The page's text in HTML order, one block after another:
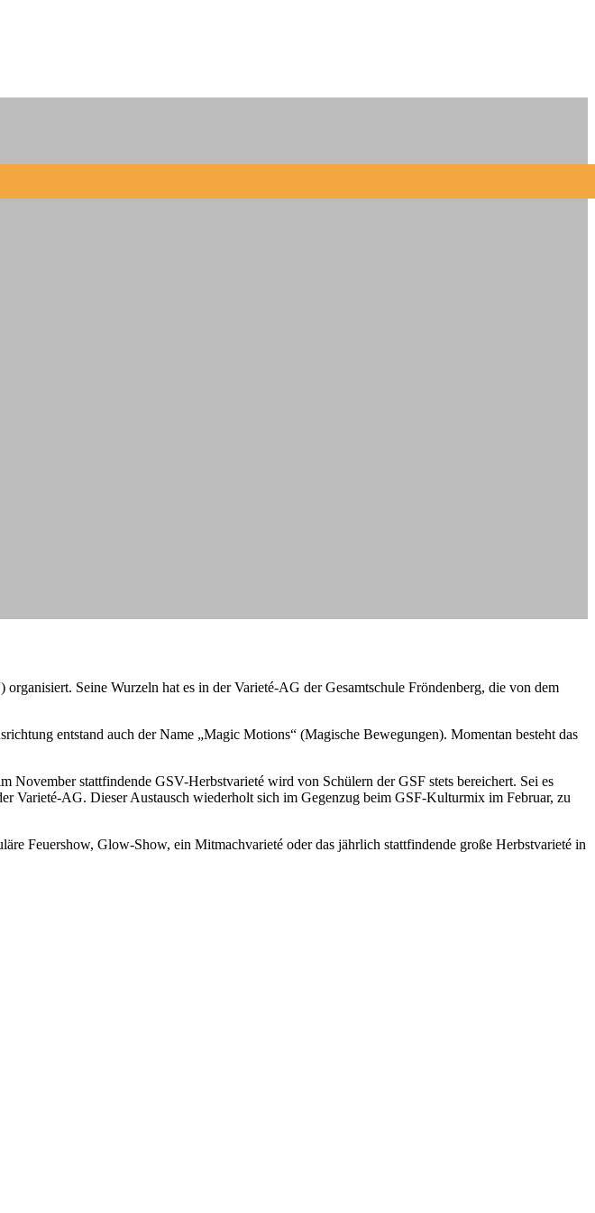
Seine Wurzeln hat es in der Varieté-AG der Gesamtschule Fröndenberg, die von dem
entstand auch der Name „Magic Motions“ (Magische Bewegungen). Momentan besteht das
November stattfindende GSV-Herbstvarieté wird von Schülern der GSF stets bereichert. Sei es
Varieté-AG. Dieser Austausch wiederholt sich im Gegenzug beim GSF-Kulturmix im Februar, zu
Feuershow, Glow-Show, ein Mitmachvarieté oder das jährlich stattfindende große Herbstvarieté in